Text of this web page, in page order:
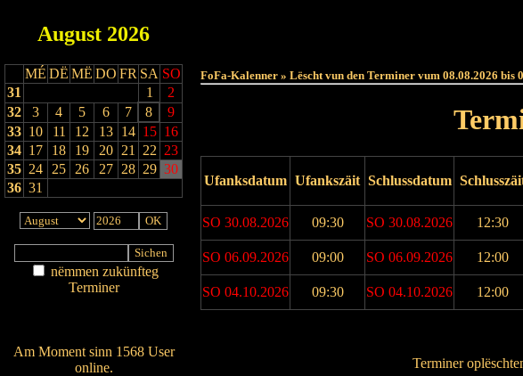
August 2026
MÉ DË MË DO FR SA SO
31
1
2
32
3 4 5 6 7 8
9
33 10 11 12 13 14 15 16
34 17 18 19 20 21 22 23
35 24 25 26 27 28 29 30
36 31
nëmmen zukünfteg
Terminer
Am Moment sinn 1568 User
online.
FoFa-Kalenner » Lëscht vun den Terminer vum 08.08.2026 bis
Ufanksdatum Ufankszäit Schlussdatum
SO 30.08.2026 09:30 SO 30.08.2026 12:30
SO 06.09.2026 09:00 SO 06.09.2026 12:00
SO 04.10.2026 09:30 SO 04.10.2026 12:00
Terminer